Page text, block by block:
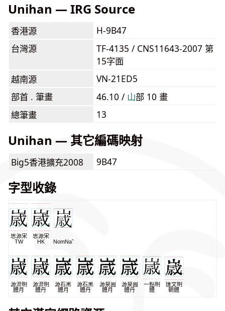
Unihan — IRG Source
香港源
H-9B47
台灣源
TF-4135 / CNS11643-2007 第
15字面
越南源
VN-21ED5
部首 . 筆畫
46.10 / ⼭部 10 畫
總筆畫
13
Unihan — 其它編碼映射
Big5香港擴充2008 9B47
字型收錄
思源宋
TW
思源宋
HK
NomNaTong
源流明
體月
源流明
體丹
源石黑
體月
源石黑
體丹
源泉圓
體月
源泉圓
體丹
一點明
體
匯文明
朝體